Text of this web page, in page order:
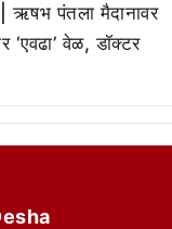
पंतला मैदानावर
‘एवढा’ वेळ, डॉक्टर